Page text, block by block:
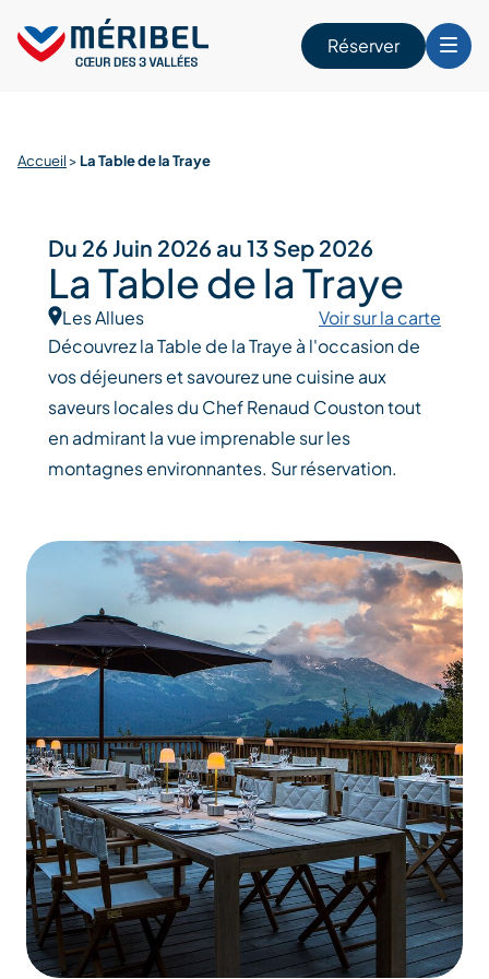
content
Réserver
Accueil > La Table de la Traye
Du 26 Juin 2026 au 13 Sep 2026
La Table de la Traye
Les Allues
Voir sur la carte
Découvrez la Table de la Traye à l'occasion de
vos déjeuners et savourez une cuisine aux
saveurs locales du Chef Renaud Couston tout
en admirant la vue imprenable sur les
montagnes environnantes. Sur réservation.